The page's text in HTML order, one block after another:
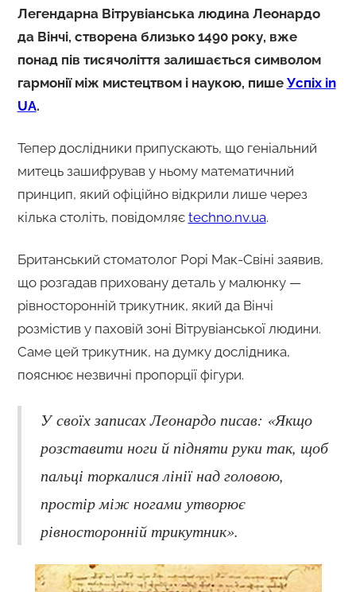
Легендарна Вітрувіанська людина Леонардо
да Вінчі, створена близько 1490 року, вже
понад пів тисячоліття залишається символом
гармонії між мистецтвом і наукою, пише Успіх in
UA.
Тепер дослідники припускають, що геніальний
митець зашифрував у ньому математичний
принцип, який офіційно відкрили лише через
кілька століть, повідомляє techno.nv.ua.
Британський стоматолог Рорі Мак-Свіні заявив,
що розгадав приховану деталь у малюнку —
рівносторонній трикутник, який да Вінчі
розмістив у паховій зоні Вітрувіанської людини.
Саме цей трикутник, на думку дослідника,
пояснює незвичні пропорції фігури.
У своїх записах Леонардо писав: «Якщо
розставити ноги й підняти руки так, щоб
пальці торкалися лінії над головою,
простір між ногами утворює
рівносторонній трикутник».